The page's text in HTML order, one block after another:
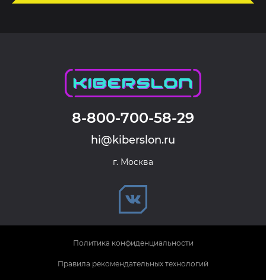
8-800-700-58-29
hi@kiberslon.ru
г. Москва
Политика конфиденциальности
Правила рекомендательных технологий